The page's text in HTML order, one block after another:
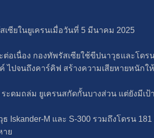
เซียในยูเครนเมื่อวันที่ 5 มีนาคม 2025
ต่อเนื่อง กองทัพรัสเซียใช้ขีปนาวุธและโด
ไปจนถึงคาร์คิฟ สร้างความเสียหายหนัก
ะดมถล่ม ยูเครนสกัดกั้นบางส่วน แต่ยังมีเป้
ธ Iskander-M และ S-300 รวมถึงโดรน
าย